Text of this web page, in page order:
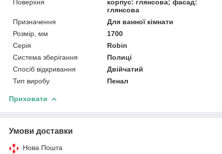
Поверхня
корпус: глянсова; фасад:
глянсова
Призначення
Для ванної кімнати
Розмір, мм
1700
Серія
Robin
Система зберігання
Полиці
Спосіб відкривання
Двійчатий
Тип виробу
Пенал
Приховати
Умови доставки
Нова Пошта